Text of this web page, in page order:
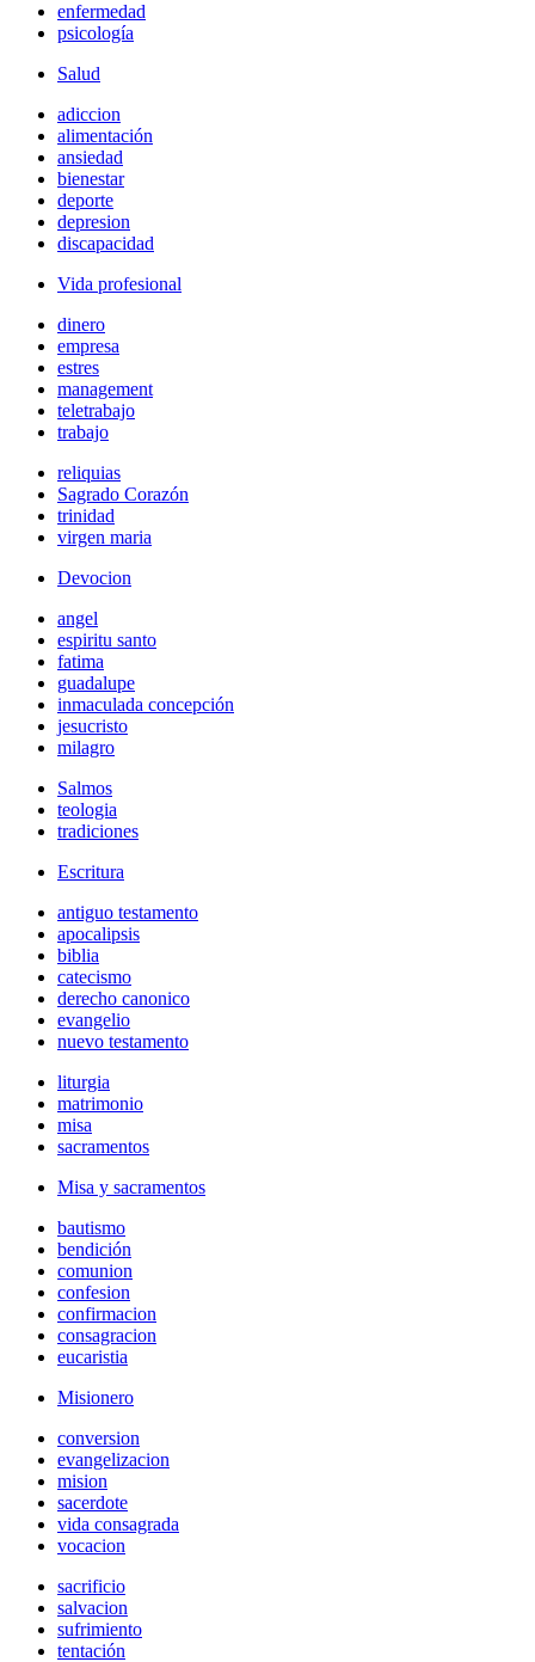
enfermedad
psicología
Salud
adiccion
alimentación
ansiedad
bienestar
deporte
depresion
discapacidad
Vida profesional
dinero
empresa
estres
management
teletrabajo
trabajo
reliquias
Sagrado Corazón
trinidad
virgen maria
Devocion
angel
espiritu santo
fatima
guadalupe
inmaculada concepción
jesucristo
milagro
Salmos
teologia
tradiciones
Escritura
antiguo testamento
apocalipsis
biblia
catecismo
derecho canonico
evangelio
nuevo testamento
liturgia
matrimonio
misa
sacramentos
Misa y sacramentos
bautismo
bendición
comunion
confesion
confirmacion
consagracion
eucaristia
Misionero
conversion
evangelizacion
mision
sacerdote
vida consagrada
vocacion
sacrificio
salvacion
sufrimiento
tentación